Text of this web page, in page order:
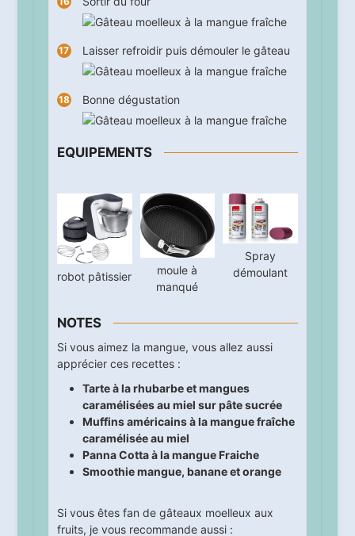
Laisser refroidir puis démouler le gâteau
Bonne dégustation
EQUIPEMENTS
robot pâtissier
moule à
manqué
Spray
démoulant
NOTES
Si vous aimez la mangue, vous allez aussi
apprécier ces recettes :
Tarte à la rhubarbe et mangues
caramélisées au miel sur pâte sucrée
Muffins américains à la mangue fraîche
caramélisée au miel
Panna Cotta à la mangue Fraiche
Smoothie mangue, banane et orange
Si vous êtes fan de gâteaux moelleux aux
fruits, je vous recommande aussi :